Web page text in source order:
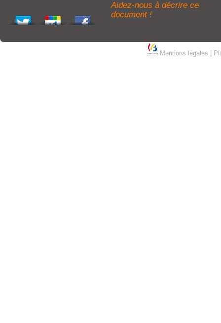
Aidez-nous à décrire ce
document !
Mentions légales